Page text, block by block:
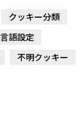
クッキー分類
言語設定
不明クッキー